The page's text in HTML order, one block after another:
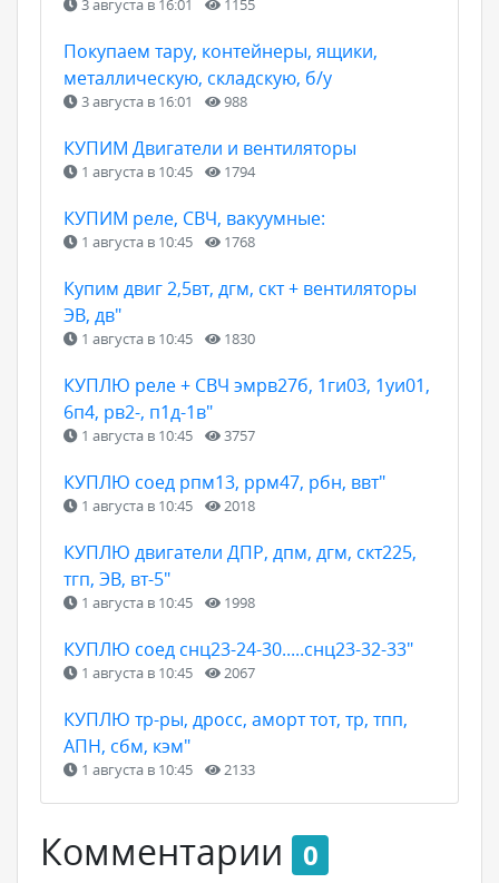
Покупаем тару, контейнеры, ящики,
металлическую, складскую, б/у
3 августа в 16:01 988
КУПИМ Двигатели и вентиляторы
1 августа в 10:45 1794
КУПИМ реле, СВЧ, вакуумные:
1 августа в 10:45 1768
Купим двиг 2,5вт, дгм, скт + вентиляторы
ЭВ, дв"
1 августа в 10:45 1830
КУПЛЮ реле + СВЧ эмрв27б, 1ги03, 1уи01,
6п4, рв2-, п1д-1в"
1 августа в 10:45 3757
КУПЛЮ соед рпм13, ррм47, рбн, ввт"
1 августа в 10:45 2018
КУПЛЮ двигатели ДПР, дпм, дгм, скт225,
тгп, ЭВ, вт-5"
1 августа в 10:45 1998
КУПЛЮ соед снц23-24-30.....снц23-32-33"
1 августа в 10:45 2067
КУПЛЮ тр-ры, дросс, аморт тот, тр, тпп,
АПН, сбм, кэм"
1 августа в 10:45 2133
Комментарии 0